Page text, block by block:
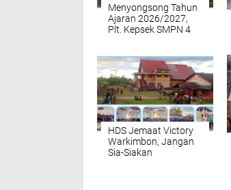
Menyongsong Tahun
Ajaran 2026/2027,
Plt. Kepsek SMPN 4
Orang Tua Siswa
Lewat Forum
Strategis
HDS Jemaat Victory
Warkimbon, Jangan
Sia-Siakan